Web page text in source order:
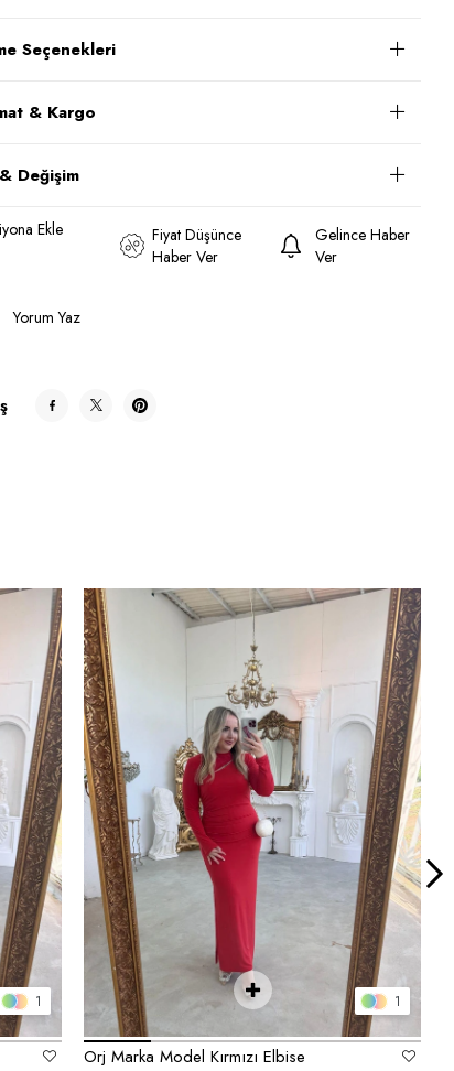
Seçenekleri
& Kargo
Değişim
Ekle
Fiyat Düşünce
Haber Ver
Gelince Haber
Ver
Yorum Yaz
1 1
Orj Marka Model Kırmızı Elbise